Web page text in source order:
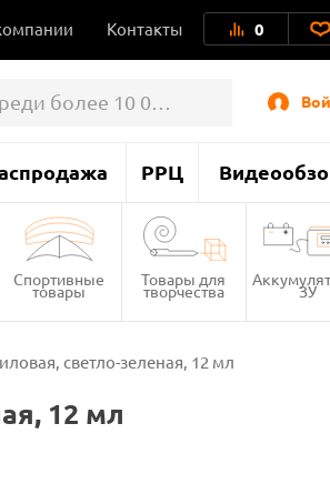
Контакты 0
РРЦ
Спортивные
товары
Товары для
творчества ЗУ
светло-зеленая, 12 мл
12 мл